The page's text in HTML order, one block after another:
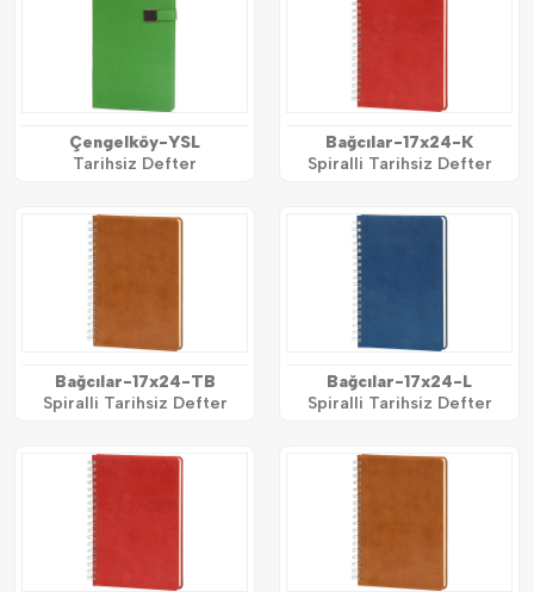
Çengelköy-YSL
Tarihsiz Defter
Bağcılar-17x24-K
Spiralli Tarihsiz Defter
Bağcılar-17x24-TB
Spiralli Tarihsiz Defter
Bağcılar-17x24-L
Spiralli Tarihsiz Defter